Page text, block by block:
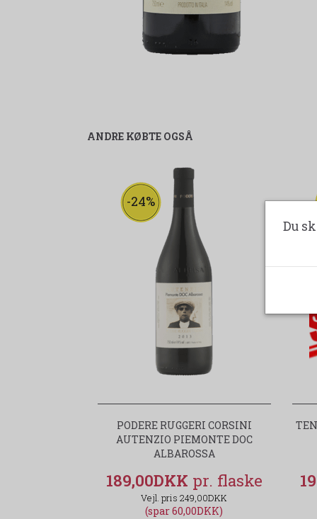
ANDRE KØBTE OGSÅ
-24%
PODERE RUGGERI CORSINI
AUTENZIO PIEMONTE DOC
ALBAROSSA
189,00DKK
249,00DKK
(spar 60,00DKK)
Du